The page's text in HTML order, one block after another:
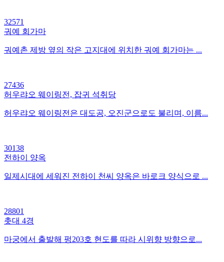
32571
궈예 회가마
궈예촌 제방 옆의 작은 고지대에 위치한 궈예 회가마는 ...
27436
허우랴오 웨이링전, 잡귀 석취당
허우랴오 웨이링전은 대도공, 오진군으로도 불리며, 이름...
30138
전하이 양옥
일제시대에 세워진 전하이 천씨 양옥은 바로크 양식으로 ...
28801
촛대 4경
마궁에서 출발해 펑203호 현도를 따라 시위향 방향으로...